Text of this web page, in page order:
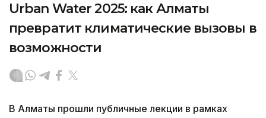
Urban Water 2025: как Алматы
превратит климатические вызовы в
возможности
В Алматы прошли публичные лекции в рамках